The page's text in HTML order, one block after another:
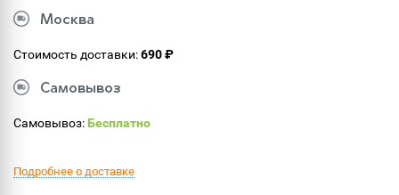
Москва
Стоимость доставки:690 ₽
Самовывоз
Самовывоз:Бесплатно
Подробнее о доставке